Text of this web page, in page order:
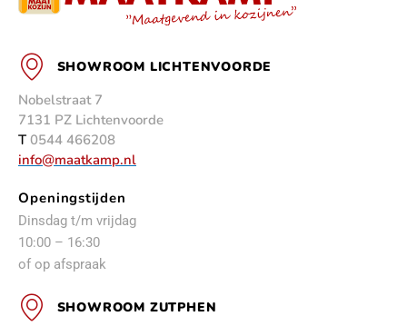
SHOWROOM LICHTENVOORDE
Nobelstraat 7
7131 PZ Lichtenvoorde
T 0544 466208
info@maatkamp.nl
Openingstijden
Dinsdag t/m vrijdag
10:00 – 16:30
of op afspraak
SHOWROOM ZUTPHEN